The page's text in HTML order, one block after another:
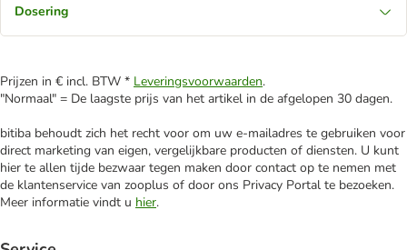
Dosering
Prijzen in € incl. BTW * Leveringsvoorwaarden.
"Normaal" = De laagste prijs van het artikel in de afgelopen 30 dagen.
bitiba behoudt zich het recht voor om uw e-mailadres te gebruiken voor
direct marketing van eigen, vergelijkbare producten of diensten. U kunt
hier te allen tijde bezwaar tegen maken door contact op te nemen met
de klantenservice van zooplus of door ons Privacy Portal te bezoeken.
Meer informatie vindt u hier.